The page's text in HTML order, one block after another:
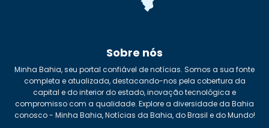
Sobre nós
Minha Bahia, seu portal confiável de notícias. Somos a sua fonte
completa e atualizada, destacando-nos pela cobertura da
capital e do interior do estado, inovação tecnológica e
compromisso com a qualidade. Explore a diversidade da Bahia
conosco - Minha Bahia, Notícias da Bahia, do Brasil e do Mundo!